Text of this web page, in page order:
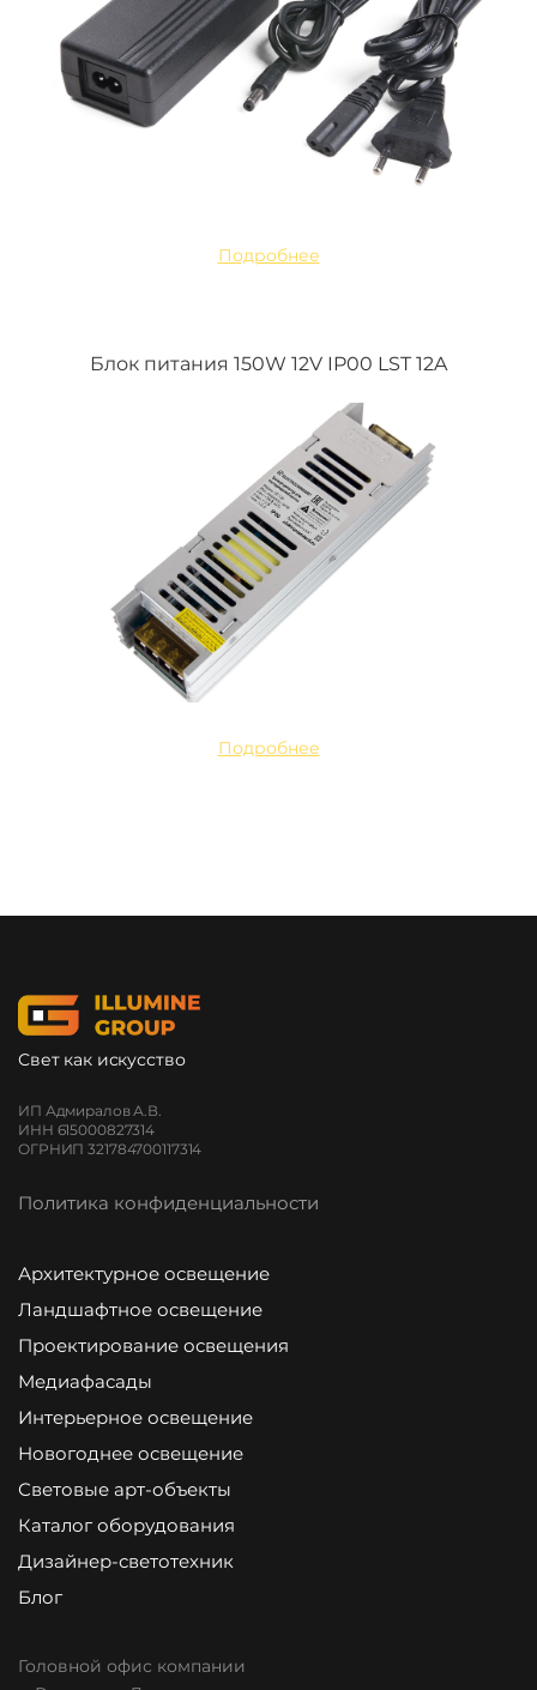
Подробнее
Блок питания 150W 12V IP00 LST 12A
Подробнее
Свет как искусство
ИП Адмиралов А.В.
ИНН 615000827314
ОГРНИП 321784700117314
Политика конфиденциальности
Архитектурное освещение
Ландшафтное освещение
Проектирование освещения
Медиафасады
Интерьерное освещение
Новогоднее освещение
Световые арт-объекты
Каталог оборудования
Дизайнер-светотехник
Блог
Головной офис компании